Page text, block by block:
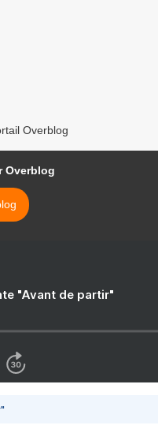
Overblog
Overblog
"Avant de partir"